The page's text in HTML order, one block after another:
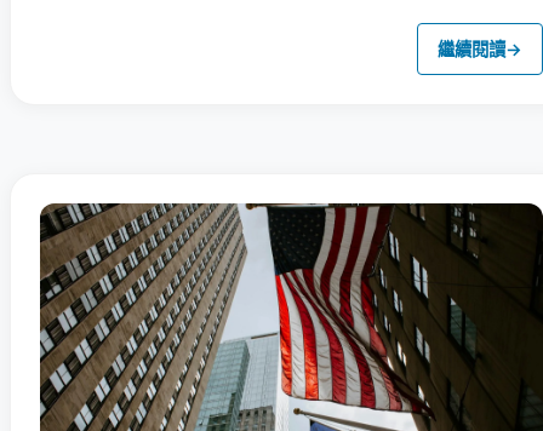
繼續閱讀→